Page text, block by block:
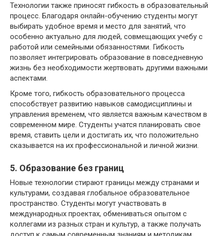
Технологии также приносят гибкость в образовательный
процесс. Благодаря онлайн-обучению студенты могут
выбирать удобное время и место для занятий, что
особенно актуально для людей, совмещающих учебу с
работой или семейными обязанностями. Гибкость
позволяет интегрировать образование в повседневную
жизнь без необходимости жертвовать другими важными
аспектами.
Кроме того, гибкость образовательного процесса
способствует развитию навыков самодисциплины и
управления временем, что является важным качеством в
современном мире. Студенты учатся планировать свое
время, ставить цели и достигать их, что положительно
сказывается на их профессиональной и личной жизни.
5. Образование без границ
Новые технологии стирают границы между странами и
культурами, создавая глобальное образовательное
пространство. Студенты могут участвовать в
международных проектах, обмениваться опытом с
коллегами из разных стран и культур, а также получать